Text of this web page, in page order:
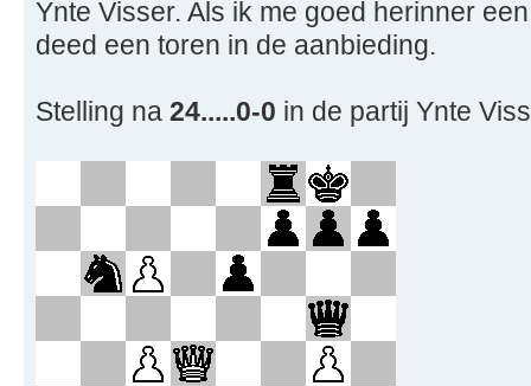
Ynte Visser. Als ik me goed herinner
deed een toren in de aanbieding.
Stelling na 24.....0-0 in de partij Ynte